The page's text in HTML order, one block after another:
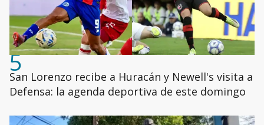
5
San Lorenzo recibe a Huracán y Newell's visita a
Defensa: la agenda deportiva de este domingo